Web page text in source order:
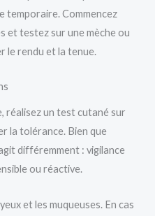
temporaire. Commencez
et testez sur une mèche ou
le rendu et la tenue.
réalisez un test cutané sur
la tolérance. Bien que
différemment : vigilance
ou réactive.
et les muqueuses. En cas